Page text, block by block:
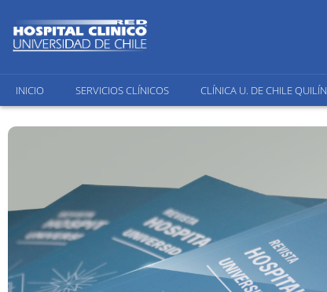
INICIO SERVICIOS CLÍNICOS CLÍNICA U. DE CHILE QUILÍN